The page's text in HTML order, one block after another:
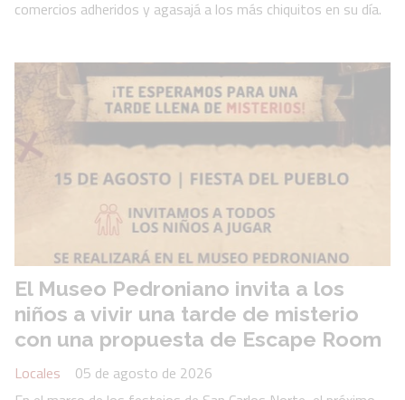
comercios adheridos y agasajá a los más chiquitos en su día.
El Museo Pedroniano invita a los
niños a vivir una tarde de misterio
con una propuesta de Escape Room
Locales
05 de agosto de 2026